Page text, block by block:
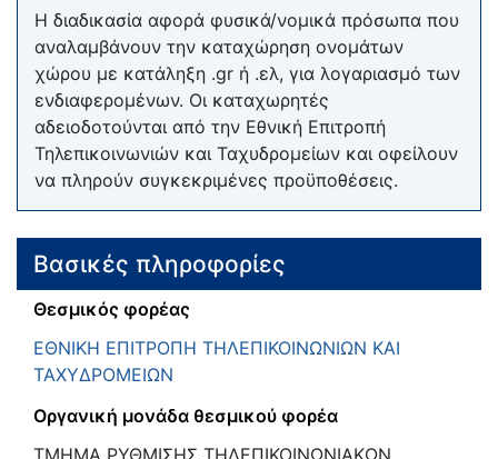
Η διαδικασία αφορά φυσικά/νομικά πρόσωπα που
αναλαμβάνουν την καταχώρηση ονομάτων
χώρου με κατάληξη .gr ή .ελ, για λογαριασμό των
ενδιαφερομένων. Οι καταχωρητές
αδειοδοτούνται από την Εθνική Επιτροπή
Τηλεπικοινωνιών και Ταχυδρομείων και οφείλουν
να πληρούν συγκεκριμένες προϋποθέσεις.
Βασικές πληροφορίες
Θεσμικός φορέας
ΕΘΝΙΚΗ ΕΠΙΤΡΟΠΗ ΤΗΛΕΠΙΚΟΙΝΩΝΙΩΝ ΚΑΙ
ΤΑΧΥΔΡΟΜΕΙΩΝ
Οργανική μονάδα θεσμικού φορέα
ΤΜΗΜΑ ΡΥΘΜΙΣΗΣ ΤΗΛΕΠΙΚΟΙΝΩΝΙΑΚΩΝ